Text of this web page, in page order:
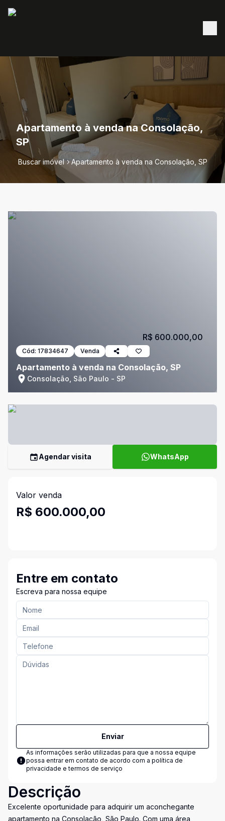
Apartamento à venda na Consolação,
SP
Buscar imóvel Apartamento à venda na Consolação, SP
Cód: 17834647 Venda
Apartamento à venda na Consolação, SP
Consolação, São Paulo - SP
R$ 600.000,00
Agendar visita WhatsApp
Valor venda
R$ 600.000,00
Entre em contato
Escreva para nossa equipe
Enviar
As informações serão utilizadas para que a nossa equipe
possa entrar em contato de acordo com a política de
privacidade e termos de serviço
Descrição
Excelente oportunidade para adquirir um aconchegante
apartamento na Consolação, São Paulo. Com uma área